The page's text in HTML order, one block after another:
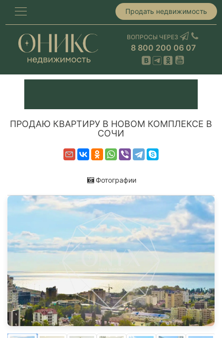
Продать недвижимость
ВОПРОСЫ ЧЕРЕЗ
8 800 200 06 07
ПРОДАЮ КВАРТИРУ В НОВОМ КОМПЛЕКСЕ В
СОЧИ
Фотографии